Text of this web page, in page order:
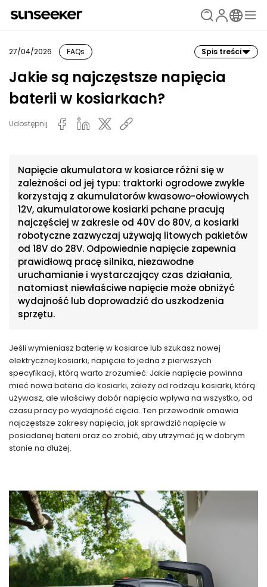
27/04/2026 FAQs Spis treści
Jakie są najczęstsze napięcia
baterii w kosiarkach?
Udostępnij
Napięcie akumulatora w kosiarce różni się w
zależności od jej typu: traktorki ogrodowe zwykle
korzystają z akumulatorów kwasowo-ołowiowych
12V, akumulatorowe kosiarki pchane pracują
najczęściej w zakresie od 40V do 80V, a kosiarki
robotyczne zazwyczaj używają litowych pakietów
od 18V do 28V. Odpowiednie napięcie zapewnia
prawidłową pracę silnika, niezawodne
uruchamianie i wystarczający czas działania,
natomiast niewłaściwe napięcie może obniżyć
wydajność lub doprowadzić do uszkodzenia
sprzętu.
Jeśli wymieniasz baterię w kosiarce lub szukasz nowej
elektrycznej kosiarki, napięcie to jedna z pierwszych
specyfikacji, którą warto zrozumieć. Jakie napięcie powinna
mieć nowa bateria do kosiarki, zależy od rodzaju kosiarki, którą
używasz, ale właściwy dobór napięcia wpływa na wszystko, od
czasu pracy po wydajność cięcia. Ten przewodnik omawia
najczęstsze zakresy napięcia, jak sprawdzić napięcie w
posiadanej baterii oraz co zrobić, aby utrzymać ją w dobrym
stanie na dłużej.